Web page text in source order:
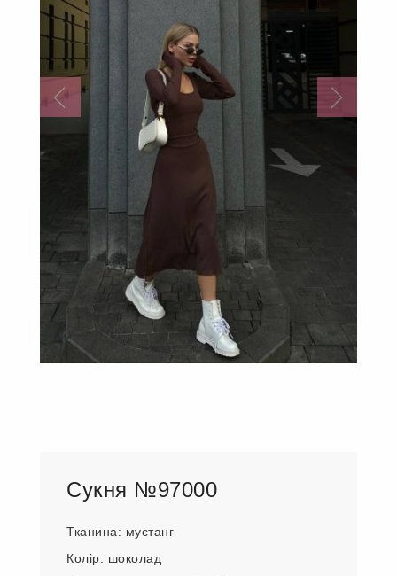
Сукня №97000
Тканина: мустанг
Колір: шоколад